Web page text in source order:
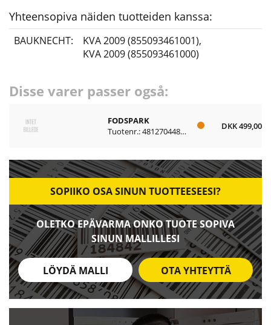
Yhteensopiva näiden tuotteiden kanssa:
BAUKNECHT: KVA 2009 (855093461001),
KVA 2009 (855093461000)
Disse varer passer også:
FODSPARK
Tuotenr.: 481270448017
DKK 499,00
SOPIIKO OSA SINUN TUOTTEESEESI?
OLETKO EPÄVARMA ONKO TUOTE SOPIVA
SINUN MALLILLESI
LÖYDÄ MALLI OTA YHTEYTTÄ